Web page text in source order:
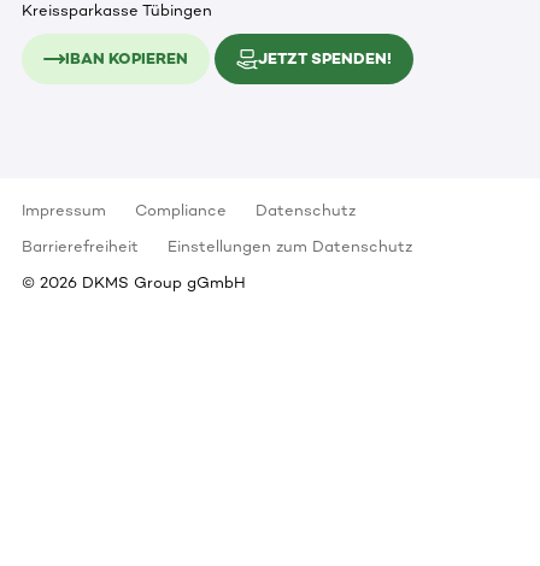
Kreissparkasse Tübingen
IBAN KOPIEREN JETZT SPENDEN!
Impressum Compliance
Datenschutz
Barrierefreiheit
Einstellungen zum Datenschutz
© 2026 DKMS Group gGmbH